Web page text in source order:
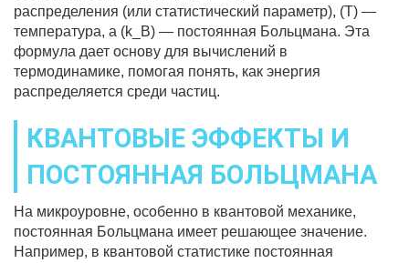
распределения (или статистический параметр), (T) —
температура, а (k_B) — постоянная Больцмана. Эта
формула дает основу для вычислений в
термодинамике, помогая понять, как энергия
распределяется среди частиц.
КВАНТОВЫЕ ЭФФЕКТЫ И
ПОСТОЯННАЯ БОЛЬЦМАНА
На микроуровне, особенно в квантовой механике,
постоянная Больцмана имеет решающее значение.
Например, в квантовой статистике постоянная